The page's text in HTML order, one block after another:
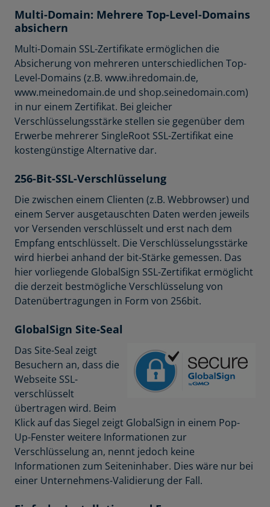
Multi-Domain: Mehrere Top-Level-Domains
absichern
Multi-Domain SSL-Zertifikate ermöglichen die
Absicherung von mehreren unterschiedlichen Top-
Level-Domains (z.B. www.ihredomain.de,
www.meinedomain.de und shop.seinedomain.com)
in nur einem Zertifikat. Bei gleicher
Verschlüsselungsstärke stellen sie gegenüber dem
Erwerbe mehrerer SingleRoot SSL-Zertifikat eine
kostengünstige Alternative dar.
256-Bit-SSL-Verschlüsselung
Die zwischen einem Clienten (z.B. Webbrowser) und
einem Server ausgetauschten Daten werden jeweils
vor Versenden verschlüsselt und erst nach dem
Empfang entschlüsselt. Die Verschlüsselungsstärke
wird hierbei anhand der bit-Stärke gemessen. Das
hier vorliegende GlobalSign SSL-Zertifikat ermöglicht
die derzeit bestmögliche Verschlüsselung von
Datenübertragungen in Form von 256bit.
GlobalSign Site-Seal
Das Site-Seal zeigt
Besuchern an, dass die
Webseite SSL-
verschlüsselt
übertragen wird. Beim
Klick auf das Siegel zeigt GlobalSign in einem Pop-
Up-Fenster weitere Informationen zur
Verschlüsselung an, nennt jedoch keine
Informationen zum Seiteninhaber. Dies wäre nur bei
einer Unternehmens-Validierung der Fall.